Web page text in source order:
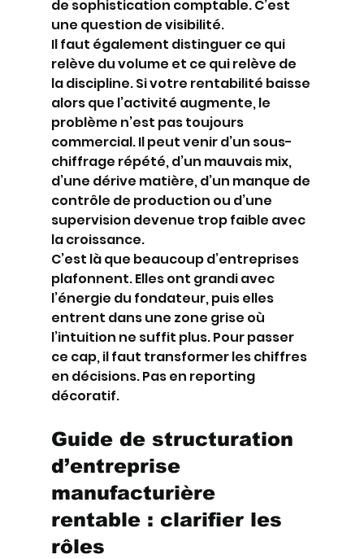
de sophistication comptable. C’est
une question de visibilité.
Il faut également distinguer ce qui
relève du volume et ce qui relève de
la discipline. Si votre rentabilité baisse
alors que l’activité augmente, le
problème n’est pas toujours
commercial. Il peut venir d’un sous-
chiffrage répété, d’un mauvais mix,
d’une dérive matière, d’un manque de
contrôle de production ou d’une
supervision devenue trop faible avec
la croissance.
C’est là que beaucoup d’entreprises
plafonnent. Elles ont grandi avec
l’énergie du fondateur, puis elles
entrent dans une zone grise où
l’intuition ne suffit plus. Pour passer
ce cap, il faut transformer les chiffres
en décisions. Pas en reporting
décoratif.
Guide de structuration
d’entreprise
manufacturière
rentable : clarifier les
rôles